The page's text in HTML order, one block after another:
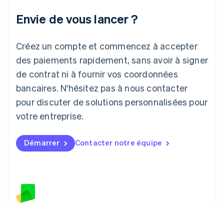
Envie de vous lancer ?
Créez un compte et commencez à accepter
des paiements rapidement, sans avoir à signer
de contrat ni à fournir vos coordonnées
bancaires. N'hésitez pas à nous contacter
pour discuter de solutions personnalisées pour
votre entreprise.
Démarrer Contacter notre équipe
日本語 English
English
Liechtenstein
Deutsch English
Lituanie
English
Luxembourg
FrançaisDeutschEnglish
Malaisie
Malte
English
Mexique
English
Nouvelle-Zélande